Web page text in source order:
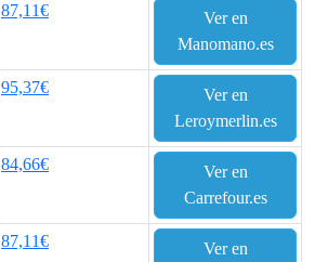
87,11€
Ver en
Manomano.es
95,37€
Ver en
Leroymerlin.es
84,66€
Ver en
Carrefour.es
87,11€
Ver en